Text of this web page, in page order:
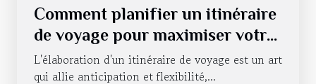
Comment planifier un itinéraire
de voyage pour maximiser votre
expérience
L'élaboration d'un itinéraire de voyage est un art
qui allie anticipation et flexibilité,...